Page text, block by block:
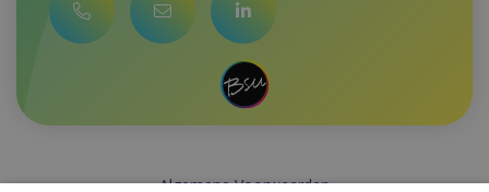
SPECIALITEITEN
BSU Booster strategic sales specialist
Microsoft Azure strategic sales
Managed Networking and Wifi sales
WERKZAAM BIJ BSU VANAFAlgemene Voorwaarden